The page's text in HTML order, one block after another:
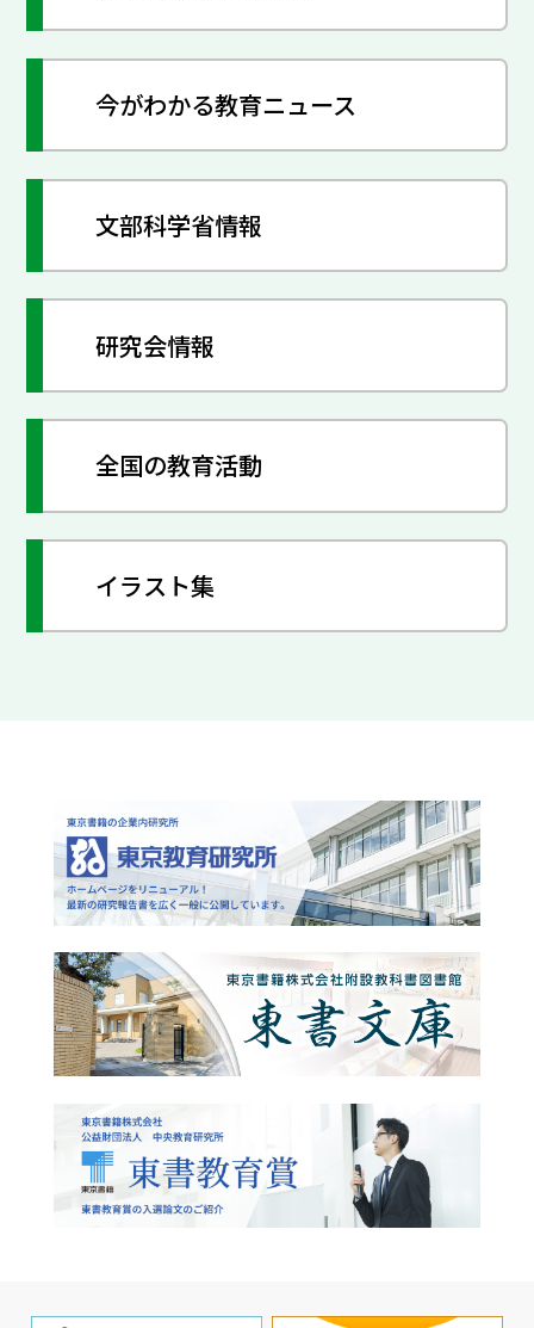
今がわかる教育ニュース
文部科学省情報
研究会情報
全国の教育活動
イラスト集